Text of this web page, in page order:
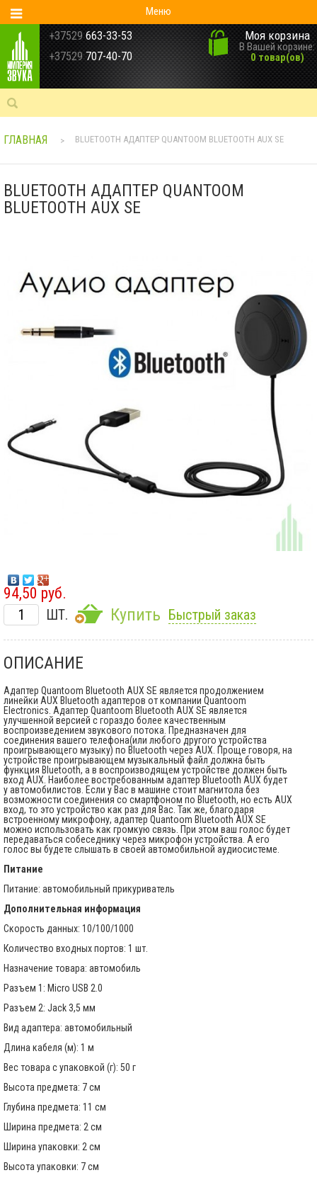
Меню
+37529 663-33-53
+37529 707-40-70
Моя корзина
В Вашей корзине:
0 товар(ов)
ГЛАВНАЯ > BLUETOOTH АДАПТЕР QUANTOOM BLUETOOTH AUX SE
BLUETOOTH АДАПТЕР QUANTOOM
BLUETOOTH AUX SE
94,50 руб.
ШТ. Купить Быстрый заказ
ОПИСАНИЕ
Адаптер Quantoom Bluetooth AUX SE является продолжением
линейки AUX Bluetooth адаптеров от компании Quantoom
Electronics. Адаптер Quantoom Bluetooth AUX SE является
улучшенной версией с гораздо более качественным
воспроизведением звукового потока. Предназначен для
соединения вашего телефона(или любого другого устройства
проигрывающего музыку) по Bluetooth через AUX. Проще говоря, на
устройстве проигрывающем музыкальный файл должна быть
функция Bluetooth, а в воспроизводящем устройстве должен быть
вход AUX. Наиболее востребованным адаптер Bluetooth AUX будет
у автомобилистов. Если у Вас в машине стоит магнитола без
возможности соединения со смартфоном по Bluetooth, но есть AUX
вход, то это устройство как раз для Вас. Так же, благодаря
встроенному микрофону, адаптер Quantoom Bluetooth AUX SE
можно использовать как громкую связь. При этом ваш голос будет
передаваться собеседнику через микрофон устройства. А его
голос вы будете слышать в своей автомобильной аудиосистеме.
Питание
Питание: автомобильный прикуриватель
Дополнительная информация
Скорость данных: 10/100/1000
Количество входных портов: 1 шт.
Назначение товара: автомобиль
Разъем 1: Micro USB 2.0
Разъем 2: Jack 3,5 мм
Вид адаптера: автомобильный
Длина кабеля (м): 1 м
Вес товара с упаковкой (г): 50 г
Высота предмета: 7 см
Глубина предмета: 11 см
Ширина предмета: 2 см
Ширина упаковки: 2 см
Высота упаковки: 7 см